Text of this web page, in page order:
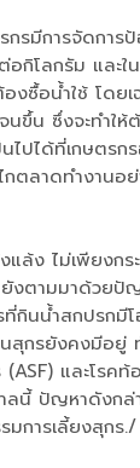
กรมีการจัดการ
อกิโลกรัม และ
งซื้อน้ำใช้ โดย
ขึ้น ซึ่งจะทำให้
ไปได้ที่เกษตร
กตลาดทำงานอ
ล้ง ไม่เพียงก
ยังตามมาด้วย
กินน้ำสกปรกมี
สุกรยังคงมีอยู่
(ASF) และโรค
ลนี้ ปัญหาดังกล่
มการเลี้ยงสุกร./